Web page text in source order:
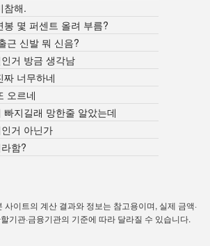
참해.
봉 몇 퍼센트 올려 부름?
근 신발 뭐 신음?
거 방금 생각남
짜 너무하네
오르네
빠지길래 망한줄 알았는데
거 아닌가
함?
이트의 계산 결과와 정보는 참고용이며, 실제 금액·
기관·금융기관의 기준에 따라 달라질 수 있습니다.